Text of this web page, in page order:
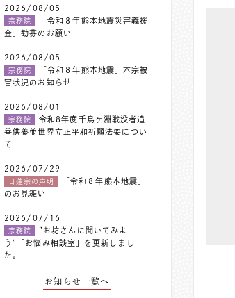
2026/08/05
宗務院
「令和８年熊本地震災害義援
金」勧募のお願い
2026/08/05
宗務院
「令和８年熊本地震」本宗被
害状況のお知らせ
2026/08/01
宗務院
令和8年度千鳥ヶ淵戦没者追
善供養並世界立正平和祈願法要につい
て
2026/07/29
日蓮宗の声明
「令和８年熊本地震」
のお見舞い
2026/07/16
宗務院
”お坊さんに聞いてみよ
う”「お悩み相談室」を更新しまし
た。
お知らせ一覧へ